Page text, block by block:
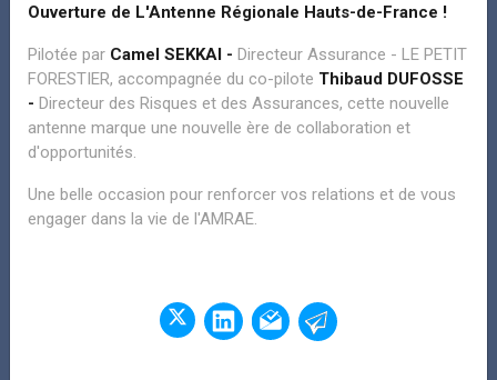
Ouverture de L'Antenne Régionale Hauts-de-France !
Pilotée par Camel SEKKAI - Directeur Assurance - LE PETIT
FORESTIER, accompagnée du co-pilote Thibaud DUFOSSE
- Directeur des Risques et des Assurances, cette nouvelle
antenne marque une nouvelle ère de collaboration et
d'opportunités.
Une belle occasion pour renforcer vos relations et de vous
engager dans la vie de l'AMRAE.